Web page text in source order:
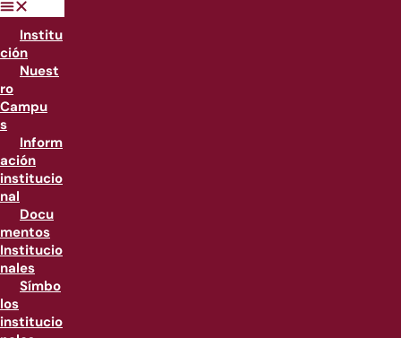
Institu
ción
Nuest
ro
Campu
s
Inform
ación
institucio
nal
Docu
mentos
Institucio
nales
Símbo
los
institucio